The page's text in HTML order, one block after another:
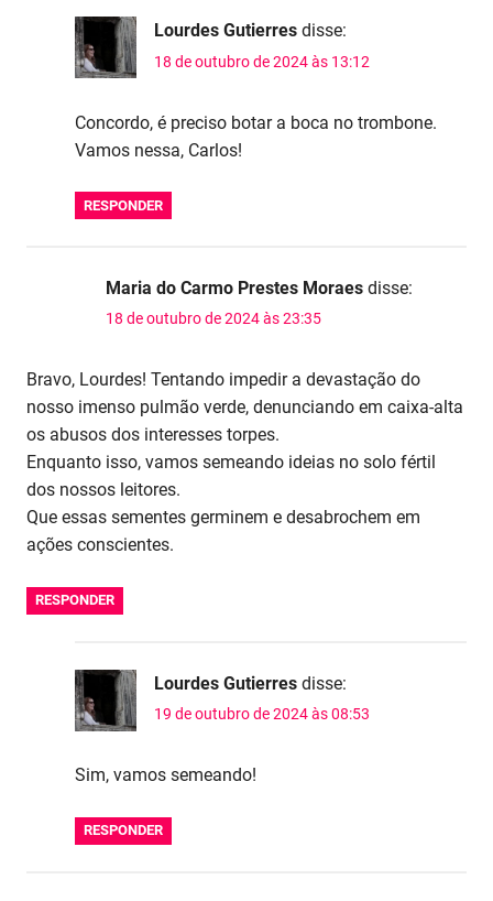
Lourdes Gutierres disse:
18 de outubro de 2024 às 13:12
Concordo, é preciso botar a boca no trombone.
Vamos nessa, Carlos!
RESPONDER
Maria do Carmo Prestes Moraes disse:
18 de outubro de 2024 às 23:35
Bravo, Lourdes! Tentando impedir a devastação do
nosso imenso pulmão verde, denunciando em caixa-alta
os abusos dos interesses torpes.
Enquanto isso, vamos semeando ideias no solo fértil
dos nossos leitores.
Que essas sementes germinem e desabrochem em
ações conscientes.
RESPONDER
Lourdes Gutierres disse:
19 de outubro de 2024 às 08:53
Sim, vamos semeando!
RESPONDER